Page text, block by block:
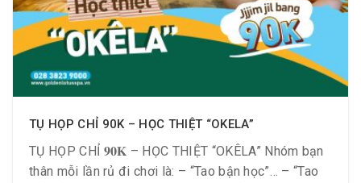
TỤ HỌP CHỈ 90K – HỌC THIỆT “OKELA”
TỤ HỌP CHỈ 𝟗𝟎𝐊 – HỌC THIỆT “OKÊLA” Nhóm bạn
thân mỗi lần rủ đi chơi là: – “Tao bận học”… – “Tao